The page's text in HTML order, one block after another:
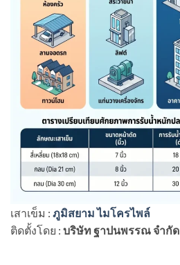
เสาเข็ม : ภูมิสยาม ไมโครไพล์
ติดตั้งโดย : บริษัท ฐาปนพรรณ จำกัด